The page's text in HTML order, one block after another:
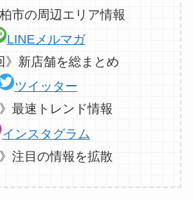
市の周辺エリア情報
LINEメルマガ
》新店舗を総まとめ
ツイッター
》最速トレンド情報
インスタグラム
》注目の情報を拡散